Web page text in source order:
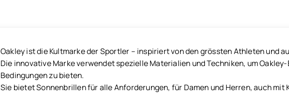
Oakley ist die Kultmarke der Sportler – inspiriert von den grössten Athleten und
Die innovative Marke verwendet spezielle Materialien und Techniken, um
Bedingungen zu bieten.
Sie bietet Sonnenbrillen für alle Anforderungen, für Damen und Herren, auch mit